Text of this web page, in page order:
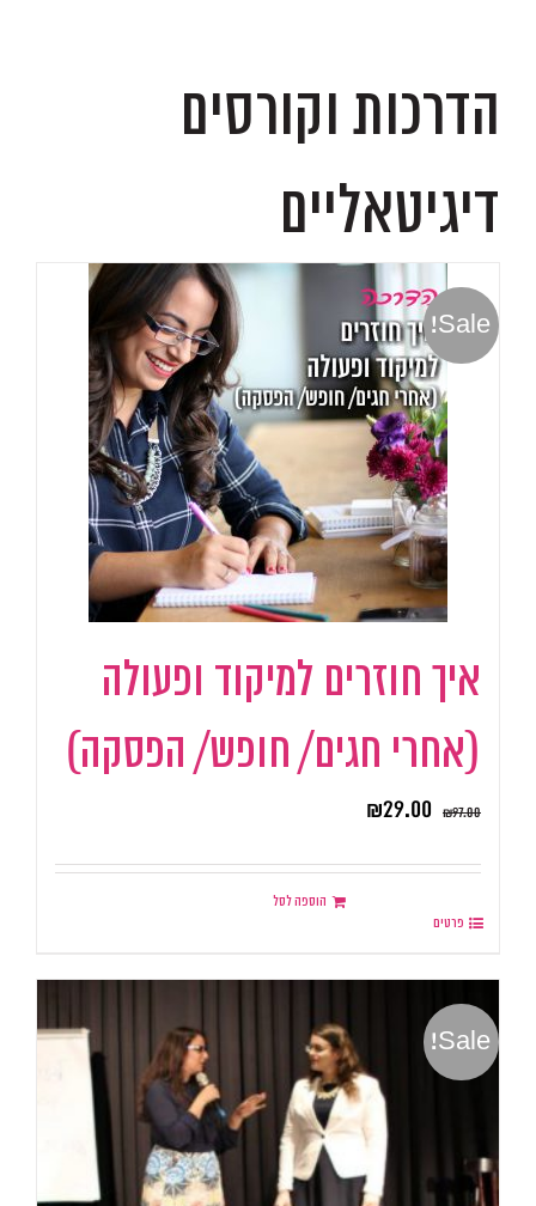
הדרכות וקורסים
דיגיטאליים
Sale!
איך חוזרים למיקוד ופעולה
(אחרי חגים/ חופש/ הפסקה)
₪97.00
₪29.00
הוספה לסל
פרטים
Sale!